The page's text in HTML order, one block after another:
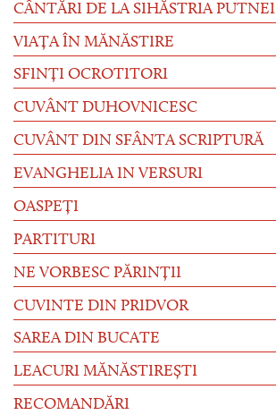
CÂNTĂRI DE LA SIHĂSTRIA PUTNEI
VIAȚA ÎN MĂNĂSTIRE
SFINȚI OCROTITORI
CUVÂNT DUHOVNICESC
CUVÂNT DIN SFÂNTA SCRIPTURĂ
EVANGHELIA IN VERSURI
OASPEȚI
PARTITURI
NE VORBESC PĂRINȚII
CUVINTE DIN PRIDVOR
SAREA DIN BUCATE
LEACURI MĂNĂSTIREȘTI
RECOMANDĂRI